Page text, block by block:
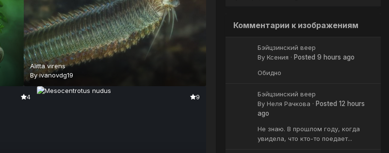
Alitta virens
Byivanovdg19
4 9
Комментарии к изображениям
Бэйцзинский веер
By Ксения · Posted 9 hours ago
Обидно
Бэйцзинский веер
By Неля Рачкова · Posted 12 hours
ago
Не знаю. В прошлом году, когда
увидела, что кто-то поедает...